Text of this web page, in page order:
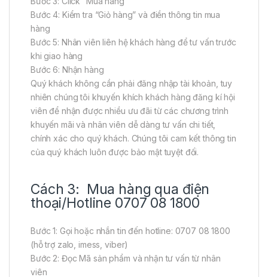
Bước 4: Kiểm tra “Giỏ hàng” và điền thông tin mua
hàng
Bước 5: Nhân viên liên hệ khách hàng để tư vấn trước
khi giao hàng
Bước 6: Nhận hàng
Quý khách không cần phải đăng nhập tài khoản, tuy
nhiên chúng tôi khuyến khích khách hàng đăng kí hội
viên để nhận được nhiều ưu đãi từ các chương trình
khuyến mãi và nhân viên dễ dàng tư vấn chi tiết,
chính xác cho quý khách. Chúng tôi cam kết thông tin
của quý khách luôn được bảo mật tuyệt đối.
Cách 3: Mua hàng qua điện
thoại/Hotline 0707 08 1800
Bước 1: Gọi hoặc nhắn tin đến hotline: 0707 08 1800
(hỗ trợ zalo, imess, viber)
Bước 2: Đọc Mã sản phẩm và nhận tư vấn từ nhân
viên